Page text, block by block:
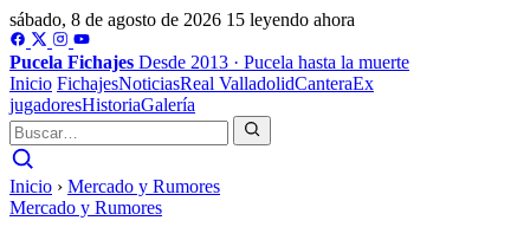
sábado, 8 de agosto de 2026 15 leyendo ahora
Pucela Fichajes Desde 2013 · Pucela hasta la muerte
Inicio FichajesNoticiasReal ValladolidCanteraEx
jugadoresHistoriaGalería
Inicio › Mercado y Rumores
Mercado y Rumores